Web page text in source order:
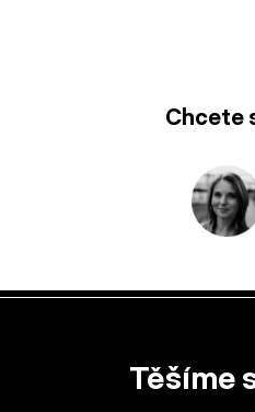
Chcete
Těšíme